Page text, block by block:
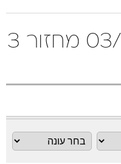
ליגה ספרדית 03/04 מחזור 3